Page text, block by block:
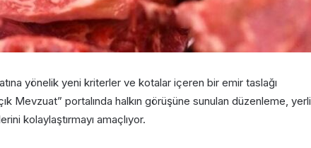
yönelik yeni kriterler ve kotalar içeren bir emir taslağı
Mevzuat” portalında halkın görüşüne sunulan düzenleme, yerli
kolaylaştırmayı amaçlıyor.